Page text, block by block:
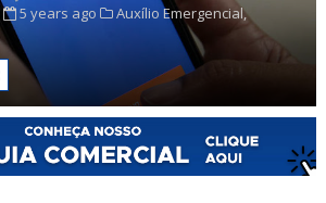
5 years ago
Auxílio Emergencial,